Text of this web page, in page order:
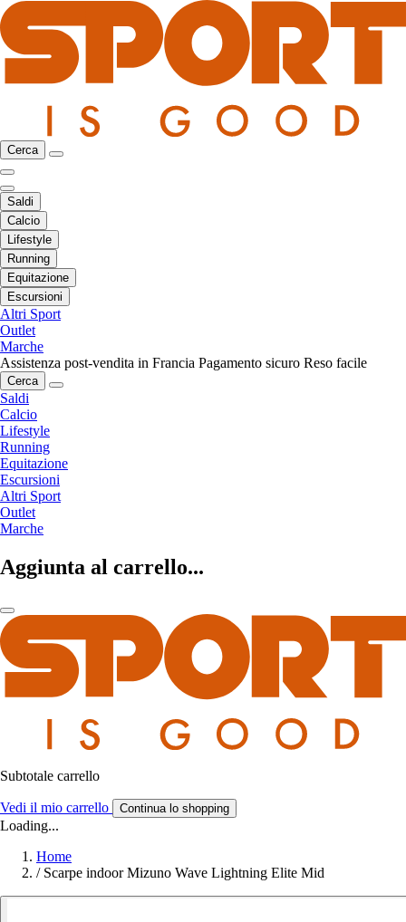
Cerca
Saldi
Calcio
Lifestyle
Running
Equitazione
Escursioni
Altri Sport
Outlet
Marche
Assistenza post-vendita in Francia Pagamento sicuro Reso facile
Cerca
Saldi
Calcio
Lifestyle
Running
Equitazione
Escursioni
Altri Sport
Outlet
Marche
Aggiunta al carrello...
Subtotale carrello
Vedi il mio carrello Continua lo shopping
Loading...
Home
/ Scarpe indoor Mizuno Wave Lightning Elite Mid